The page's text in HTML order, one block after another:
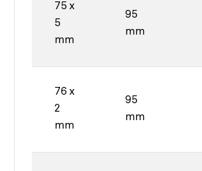
75 x
5
mm
95
mm
76 x
2
mm
95
mm